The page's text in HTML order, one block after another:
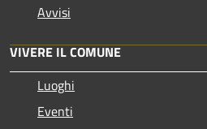
Avvisi
VIVERE IL COMUNE
Luoghi
Eventi